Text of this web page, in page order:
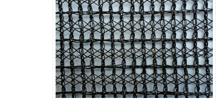
LƯỚI PHƠI NÔNG SẢN